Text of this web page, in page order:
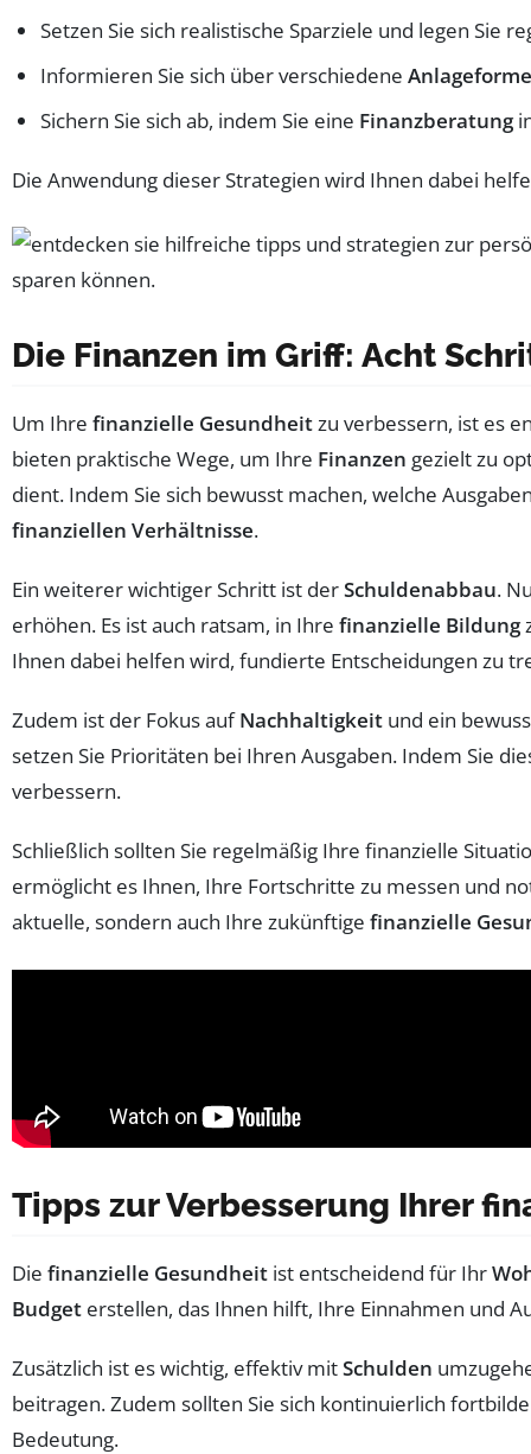
Setzen Sie sich realistische Sparziele und legen Sie
Informieren Sie sich über verschiedene
Sichern Sie sich ab, indem Sie eine Finanzberatung
Die Anwendung dieser Strategien wird Ihnen dabei
Die Finanzen im Griff: Acht
Um Ihre finanzielle Gesundheitzu verbessern, ist es
bieten praktische Wege, um Ihre Finanzen gezielt zu
dient. Indem Sie sich bewusst machen, welche
finanziellen Verhältnisse.
Ein weiterer wichtiger Schritt ist derSchuldenabbau.
erhöhen. Es ist auch ratsam, in Ihre finanzielle Bildung
Ihnen dabei helfen wird, fundierte Entscheidungen zu
Zudem ist der Fokus aufNachhaltigkeit und ein
setzen Sie Prioritäten bei Ihren Ausgaben. Indem Sie
verbessern.
Schließlich sollten Sie regelmäßig Ihre finanzielle
ermöglicht es Ihnen, Ihre Fortschritte zu messen und
aktuelle, sondern auch Ihre zukünftige finanzielle
Tipps zur Verbesserung Ihrer
Die finanzielle Gesundheit ist entscheidend für Ihr
Budget erstellen, das Ihnen hilft, Ihre Einnahmen und
Zusätzlich ist es wichtig, effektiv mitSchulden
beitragen. Zudem sollten Sie sich kontinuierlich
Bedeutung.